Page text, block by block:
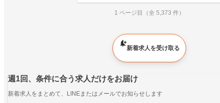
1 ページ目（全 5,373 件）
新着求人を受け取る
週1回、条件に合う求人だけをお届け
新着求人をまとめて、LINEまたはメールでお知らせします